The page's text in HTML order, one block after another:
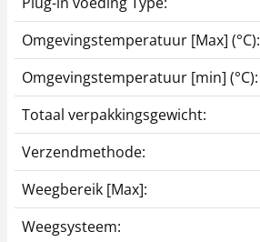
Omgevingstemperatuur [Max] (°C):
Omgevingstemperatuur [min] (°C):
Totaal verpakkingsgewicht:
Verzendmethode:
Weegbereik [Max]:
Weegsysteem: